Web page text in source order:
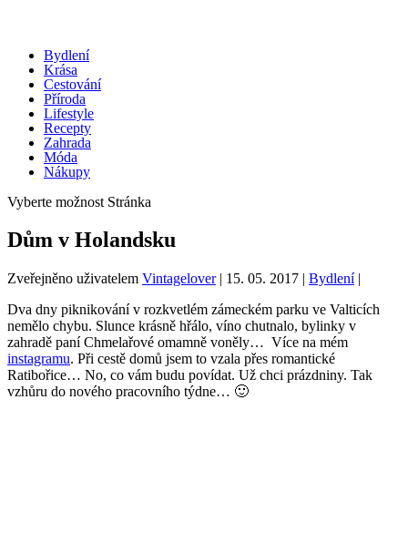
Bydlení
Krása
Cestování
Příroda
Lifestyle
Recepty
Zahrada
Móda
Nákupy
Vyberte možnost Stránka
Dům v Holandsku
Zveřejněno uživatelem Vintagelover| 15. 05. 2017 | Bydlení|
Dva dny piknikování v rozkvetlém zámeckém parku ve Valticích
nemělo chybu. Slunce krásně hřálo, víno chutnalo, bylinky v
zahradě paní Chmelařové omamně voněly… Více na mém
instagramu. Při cestě domů jsem to vzala přes romantické
Ratibořice… No, co vám budu povídat. Už chci prázdniny. Tak
vzhůru do nového pracovního týdne… 🙂